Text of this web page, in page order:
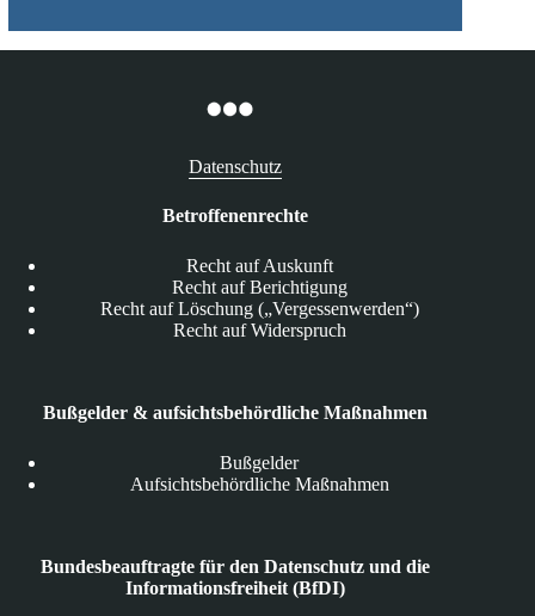
Datenschutz
Betroffenenrechte
Recht auf Auskunft
Recht auf Berichtigung
Recht auf Löschung („Vergessenwerden“)
Recht auf Widerspruch
Bußgelder & aufsichtsbehördliche Maßnahmen
Bußgelder
Aufsichtsbehördliche Maßnahmen
Bundesbeauftragte für den Datenschutz und die
Informationsfreiheit (BfDI)